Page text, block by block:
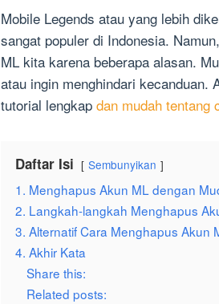
Mobile Legends atau yang lebih
sangat populer di Indonesia.
ML kita karena beberapa alasan.
atau ingin menghindari kecanduan.
tutorial lengkap dan mudah tentang
Daftar Isi Sembunyikan
1. Menghapus Akun ML dengan
2. Langkah-langkah Menghapus
3. Alternatif Cara Menghapus Akun
4. Akhir Kata
Share this:
Related posts: